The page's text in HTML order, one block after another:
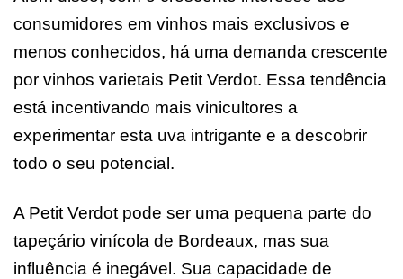
consumidores em vinhos mais exclusivos e
menos conhecidos, há uma demanda crescente
por vinhos varietais Petit Verdot. Essa tendência
está incentivando mais vinicultores a
experimentar esta uva intrigante e a descobrir
todo o seu potencial.
A Petit Verdot pode ser uma pequena parte do
tapeçário vinícola de Bordeaux, mas sua
influência é inegável. Sua capacidade de